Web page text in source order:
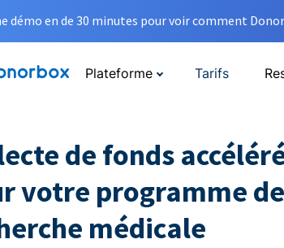
démo en de 30 minutes pour voir comment
Plateforme Tarifs
de fonds
votre programme de
médicale